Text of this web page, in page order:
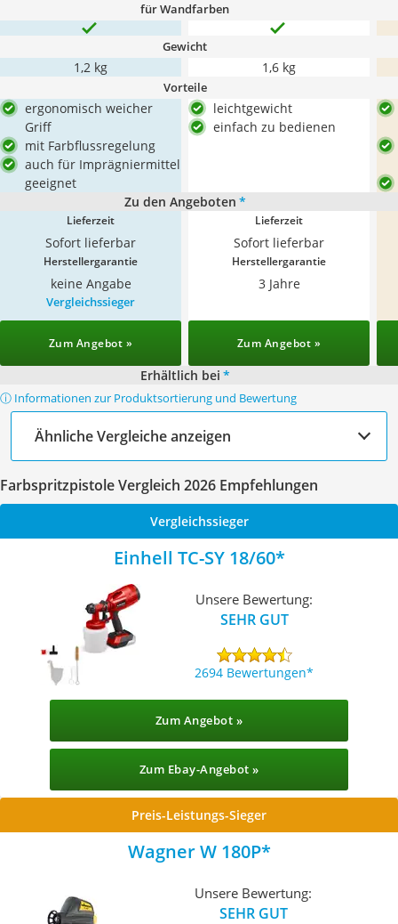
für Wandfarben
Gewicht
1,2 kg 1,6 kg
Vorteile
ergonomisch weicher
Griff
mit Farbflussregelung
auch für Imprägniermittel
geeignet
leichtgewicht
einfach zu bedienen
Zu den Angeboten *
Lieferzeit
Sofort lieferbar
Lieferzeit
Sofort lieferbar
Herstellergarantie
keine Angabe
Herstellergarantie
3 Jahre
Vergleichssieger
Zum Angebot » Zum Angebot »
Erhältlich bei *
ⓘ Informationen zur Produktsortierung und Bewertung
Ähnliche Vergleiche anzeigen
Farbspritzpistole Vergleich 2026 Empfehlungen
Vergleichssieger
Einhell TC-SY 18/60
Unsere Bewertung:
SEHR GUT
2694 Bewertungen
Zum Angebot »
Zum Ebay-Angebot »
Preis-Leistungs-Sieger
Wagner W 180P
Unsere Bewertung:
SEHR GUT